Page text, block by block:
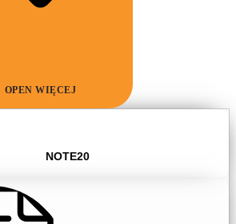
OPEN WIĘCEJ
NOTE20